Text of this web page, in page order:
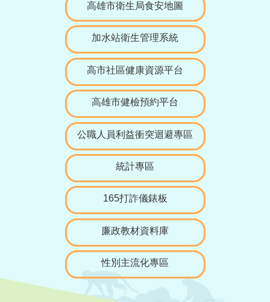
高雄市衛生局食安地圖
加水站衛生管理系統
高市社區健康資源平台
高雄市健檢預約平台
公職人員利益衝突迴避專區
統計專區
165打詐儀錶板
廉政教材資料庫
性別主流化專區